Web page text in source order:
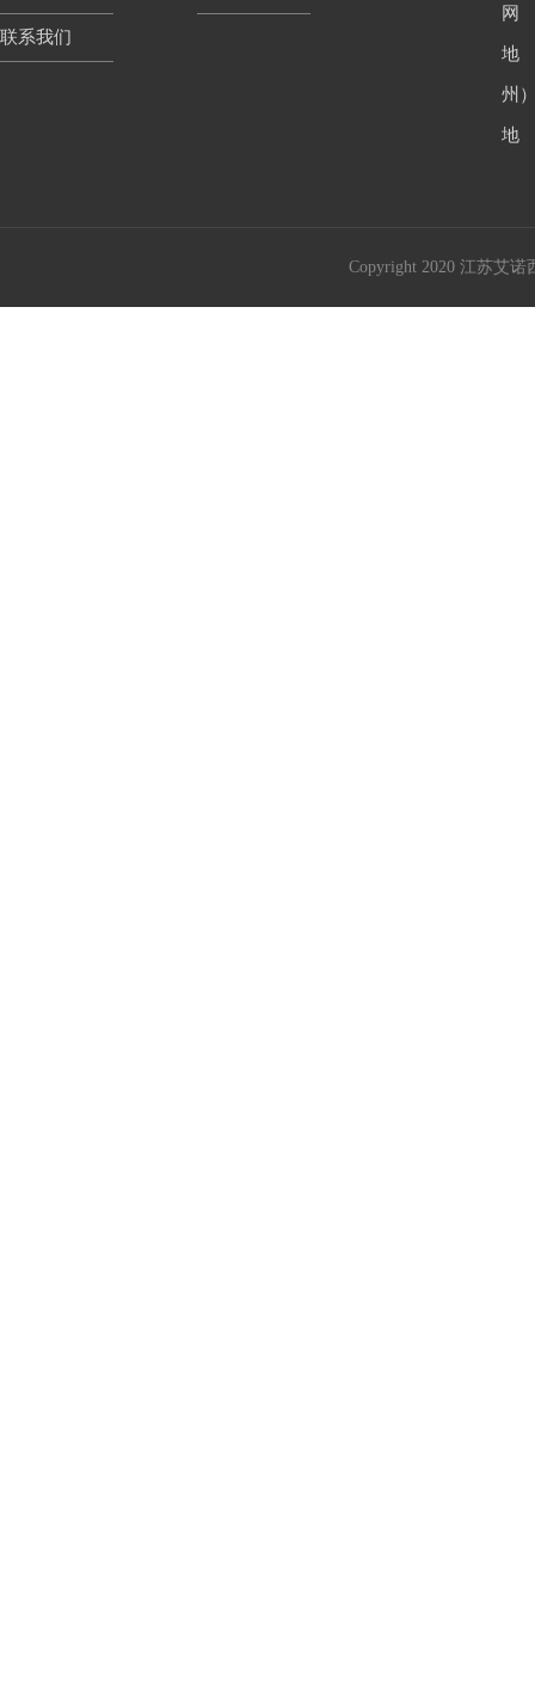
联系我们
网
地
州
地
Copyright 2020 江苏艾